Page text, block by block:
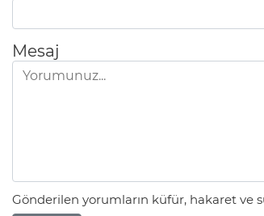
Mesaj
Gönderilen yorumların küfür, hakaret ve